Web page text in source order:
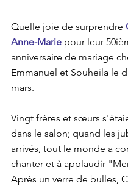
Quelle joie de surprendre
Anne-Marie pour leur
anniversaire de mariage
Emmanuel et Souheila le
mars.
Vingt frères et sœurs
dans le salon; quand les
arrivés, tout le monde a
chanter et à applaudir
Après un verre de bulles,